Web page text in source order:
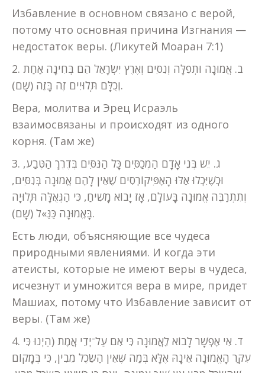
Избавление в основном связано с верой,
потому что основная причина Изгнания —
недостаток веры. (Ликутей Моаран 7:1)
2. ב. אֱמוּנָה וּתְפִלָּה וְנִסִּים וְאֶרֶץ יִשְׂרָאֵל הֵם בְּחִינָה אַחַת
וְכֻלָּם תְּלוּיִים זֶה בָּזֶה (שָׁם).
Вера, молитва и Эрец Исраэль
взаимосвязаны и происходят из одного
корня. (Там же)
3. ג. יֵשׁ בְּנֵי אָדָם הַמְכַסִּים כָּל הַנִּסִּים בְּדֶרֶךְ הַטֶּבַע,
וּכְשֶׁיִּכְלוּ אֵלּוּ הָאֶפִּיקוֹרְסִים שֶׁאֵין לָהֶם אֱמוּנָה בְּנִסִּים,
וְתִתְרַבֶּה אֱמוּנָה בָּעוֹלָם, אָז יָבוֹא מָשִׁיחַ, כִּי הַגְּאֻלָּה תְּלוּיָה
בָּאֱמוּנָה כַּנַּ»ל (שָׁם).
Есть люди, объясняющие все чудеса
природными явлениями. И когда эти
атеисты, которые не имеют веры в чудеса,
исчезнут и умножится вера в мире, придет
Машиах, потому что Избавление зависит от
веры. (Там же)
4. ד. אִי אֶפְשָׁר לָבוֹא לֶאֱמוּנָה כִּי אִם עַל־יְדֵי אֱמֶת (הַיְנוּ כִּי
עִקַּר הָאֱמוּנָה אֵינָהּ אֶלָּא בְּמַה שֶּׁאֵין הַשֵּׂכֶל מֵבִין, כִּי בְּמָקוֹם